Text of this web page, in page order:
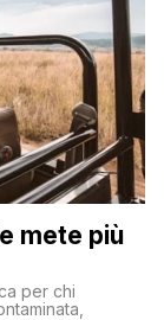
mete più
per chi